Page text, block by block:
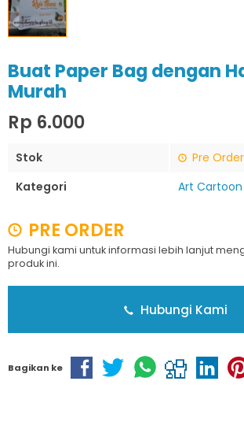
Buat Paper Bag dengan
Murah
Rp 6.000
Stok
Pre Order
Kategori
Art Cartoon
PRE ORDER
Hubungi kami untuk informasi lebih lanjut
produk ini.
Hubungi Kami
Bagikan ke